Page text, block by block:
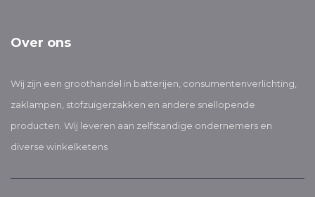
Over ons
Wij zijn een groothandel in batterijen, consumentenverlichting,
zaklampen, stofzuigerzakken en andere snellopende
producten. Wij leveren aan zelfstandige ondernemers en
diverse winkelketens